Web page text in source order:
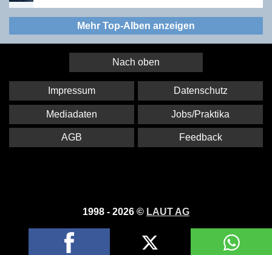
Mehr Top-Alben anzeigen
Nach oben
1998 - 2026 © LAUT AG
Impressum Datenschutz
Mediadaten Jobs/Praktika
AGB Feedback